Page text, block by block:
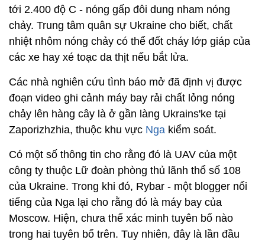
tới 2.400 độ C - nóng gấp đôi dung nham nóng
chảy. Trung tâm quân sự Ukraine cho biết, chất
nhiệt nhôm nóng chảy có thể đốt cháy lớp giáp của
các xe hay xé toạc da thịt nếu bắt lửa.
Các nhà nghiên cứu tình báo mở đã định vị được
đoạn video ghi cảnh máy bay rải chất lỏng nóng
chảy lên hàng cây là ở gần làng Ukrains'ke tại
Zaporizhzhia, thuộc khu vực Nga kiểm soát.
Có một số thông tin cho rằng đó là UAV của một
công ty thuộc Lữ đoàn phòng thủ lãnh thổ số 108
của Ukraine. Trong khi đó, Rybar - một blogger nổi
tiếng của Nga lại cho rằng đó là máy bay của
Moscow. Hiện, chưa thể xác minh tuyên bố nào
trong hai tuyên bố trên. Tuy nhiên, đây là lần đầu